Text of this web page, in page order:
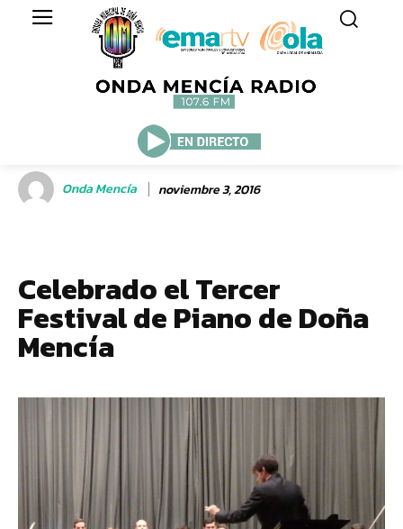
Onda Mencía noviembre 3, 2016
Celebrado el Tercer
Festival de Piano de Doña
Mencía